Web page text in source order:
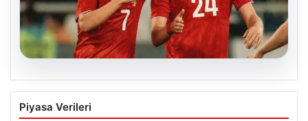
Aleksey Batrakov’dan Galatasaray
İddialarına Yöneşli Yanıt!
Piyasa Verileri